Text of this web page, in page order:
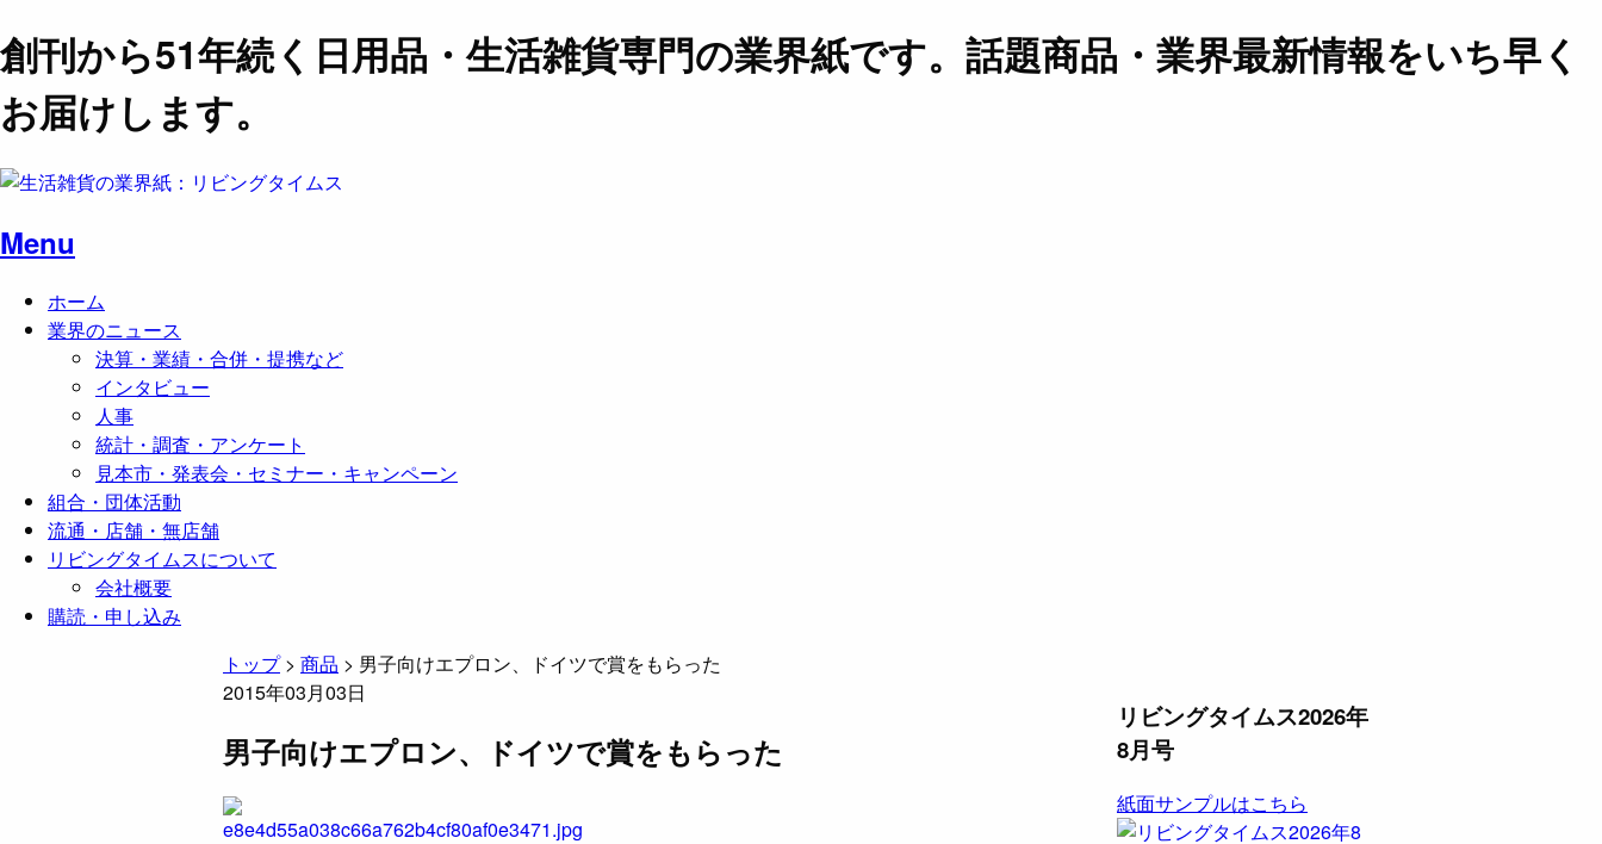
創刊から51年続く日用品・生活雑貨専門の業界紙です。話題商品・業界最新情報をいち早く
お届けします。
Menu
ホーム
業界のニュース
決算・業績・合併・提携など
インタビュー
人事
統計・調査・アンケート
見本市・発表会・セミナー・キャンペーン
組合・団体活動
流通・店舗・無店舗
リビングタイムスについて
会社概要
購読・申し込み
トップ> 商品 > 男子向けエプロン、ドイツで賞をもらった
2015年03月03日
男子向けエプロン、ドイツで賞をもらった
リビングタイムス2026年
8月号
紙面サンプルはこちら